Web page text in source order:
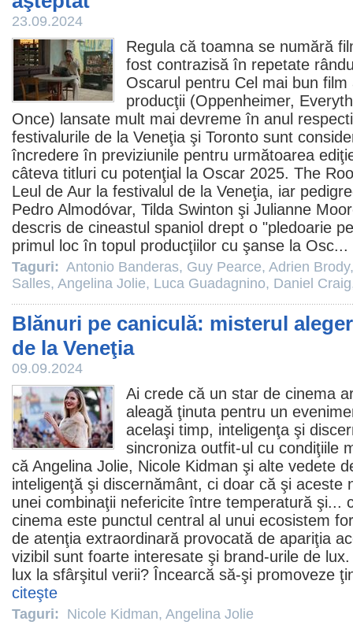
23.09.2024
Regula că toamna se numără
fost contrazisă în repetate
Oscarul pentru Cel mai bun film
producţii (Oppenheimer,
Once) lansate mult mai devreme în anul
festivalurile de la Veneţia şi Toronto sunt
încredere în previziunile pentru următoarea
câteva titluri cu potenţial la Oscar 2025. The
Leul de Aur la festivalul de la Veneţia, iar
Pedro Almodóvar, Tilda Swinton şi Julianne
descris de cineastul spaniol drept o "pledoarie
primul loc în topul producţiilor cu şanse la Osc...
Taguri: Antonio Banderas, Guy Pearce, Adrien Brody
Salles, Angelina Jolie, Luca Guadagnino, Daniel Craig
Blănuri pe caniculă: misterul
de la Veneţia
09.09.2024
Ai crede că un star de cinema
aleagă ţinuta pentru un
acelaşi timp, inteligenţa şi
sincroniza outfit-ul cu condiţiile
că Angelina Jolie, Nicole Kidman şi alte vedete
inteligenţă şi discernământ, ci doar că şi aceste
unei combinaţii nefericite între temperatură şi...
cinema este punctul central al unui ecosistem
de atenţia extraordinară provocată de apariţia
vizibil sunt foarte interesate şi brand-urile de
lux la sfârşitul verii? Încearcă să-şi promoveze
citeşte
Taguri: Nicole Kidman, Angelina Jolie